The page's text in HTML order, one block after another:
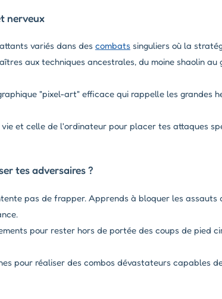
nerveux
variés dans des combats singuliers où la
aux techniques ancestrales, du moine shaolin
"pixel-art" efficace qui rappelle les grandes
et celle de l'ordinateur pour placer tes attaques
tes adversaires ?
pas de frapper. Apprends à bloquer les assauts
pour rester hors de portée des coups de pied
pour réaliser des combos dévastateurs capables